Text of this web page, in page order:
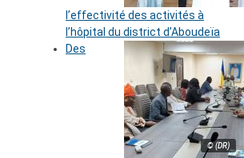
l’effectivité des activités à
l’hôpital du district d’Aboudeïa
© (DR)
Des